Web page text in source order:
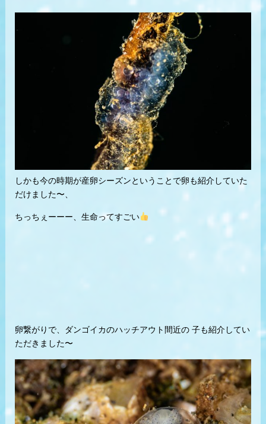
しかも今の時期が産卵シーズンということで卵も紹介していた
だけました〜、
ちっちぇーーー、生命ってすごい
卵繋がりで、ダンゴイカのハッチアウト間近の 子も紹介してい
ただきました〜